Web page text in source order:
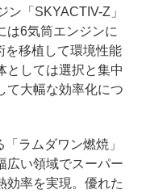
「SKYACTIV-Z」
は6気筒エンジンに
を移植して環境性能
としては選択と集中
て大幅な効率化につ
ラムダワン燃焼」
広い領域でスーパー
効率を実現。優れた